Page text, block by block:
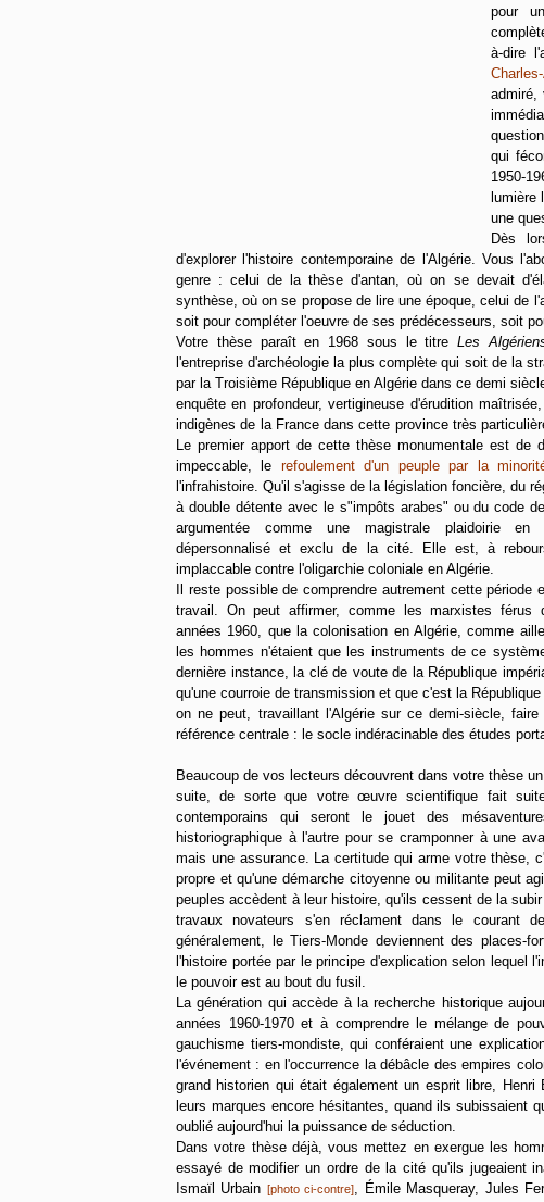
pour
à-dire
admiré,
qui
1950-
lumière
une
Dès
d'explorer l'histoire contemporaine de l'Algérie. Vous
genre : celui de la thèse d'antan, où on se devait
synthèse, où on se propose de lire une époque, celui de
soit pour compléter l'oeuvre de ses prédécesseurs, soit
Votre thèse paraît en 1968 sous le titre Les
l'entreprise d'archéologie la plus complète qui soit de la
par la Troisième République en Algérie dans ce demi
enquête en profondeur, vertigineuse d'érudition
indigènes de la France dans cette province très
Le premier apport de cette thèse monumentale est de
impeccable, le refoulement d'un peuple par la
l'infrahistoire. Qu'il s'agisse de la législation foncière, du
à double détente avec le s"impôts arabes" ou du code
argumentée comme une magistrale plaidoirie
dépersonnalisé et exclu de la cité. Elle est, à
implaccable contre l'oligarchie coloniale en Algérie.
Il reste possible de comprendre autrement cette période
travail. On peut affirmer, comme les marxistes férus
années 1960, que la colonisation en Algérie, comme
les hommes n'étaient que les instruments de ce
dernière instance, la clé de voute de la République
qu'une courroie de transmission et que c'est la
on ne peut, travaillant l'Algérie sur ce demi-siècle,
référence centrale : le socle indéracinable des études
Beaucoup de vos lecteurs découvrent dans votre thèse
suite, de sorte que votre œuvre scientifique fait
contemporains qui seront le jouet des
historiographique à l'autre pour se cramponner à une
mais une assurance. La certitude qui arme votre thèse,
propre et qu'une démarche citoyenne ou militante peut
peuples accèdent à leur histoire, qu'ils cessent de la
travaux novateurs s'en réclament dans le courant
généralement, le Tiers-Monde deviennent des places-
l'histoire portée par le principe d'explication selon lequel
le pouvoir est au bout du fusil.
La génération qui accède à la recherche historique
années 1960-1970 et à comprendre le mélange de
gauchisme tiers-mondiste, qui conféraient une
l'événement : en l'occurrence la débâcle des empires
grand historien qui était également un esprit libre,
leurs marques encore hésitantes, quand ils subissaient
oublié aujourd'hui la puissance de séduction.
Dans votre thèse déjà, vous mettez en exergue les
essayé de modifier un ordre de la cité qu'ils jugeaient
Ismaïl Urbain [photo ci-contre], Émile Masqueray, Jules